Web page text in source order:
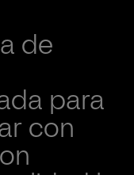
la IA
con
de
para
con